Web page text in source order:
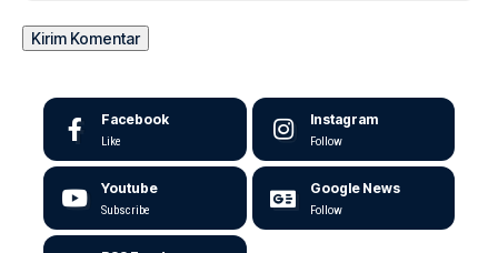
Facebook
Like
Instagram
Follow
Youtube
Subscribe
Google News
Follow